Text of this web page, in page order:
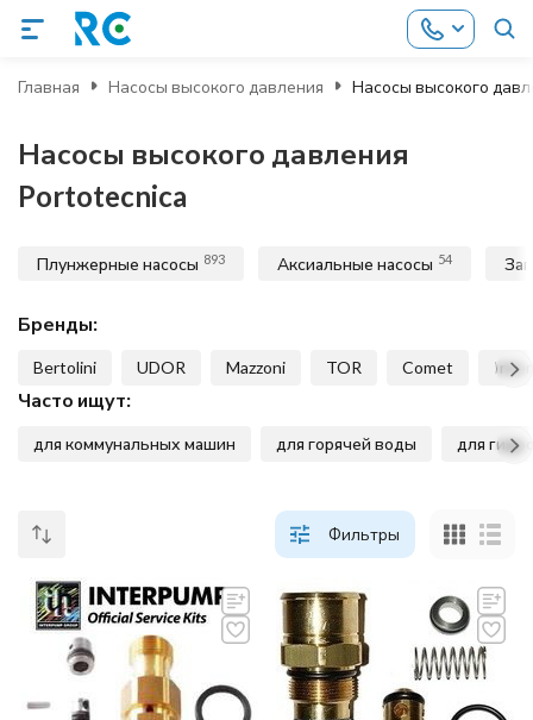
Главная Насосы высокого давления Насосы высокого
Насосы высокого давления
Portotecnica
Плунжерные насосы 893 Аксиальные насосы 54
Бренды:
Bertolini UDOR Mazzoni TOR Comet
Часто ищут:
для коммунальных машин для горячей воды для
Фильтры